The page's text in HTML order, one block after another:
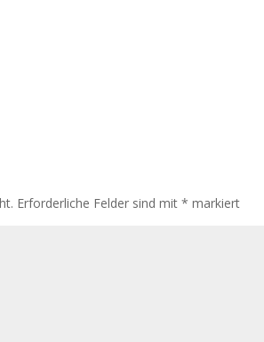
Erforderliche Felder sind mit* markiert